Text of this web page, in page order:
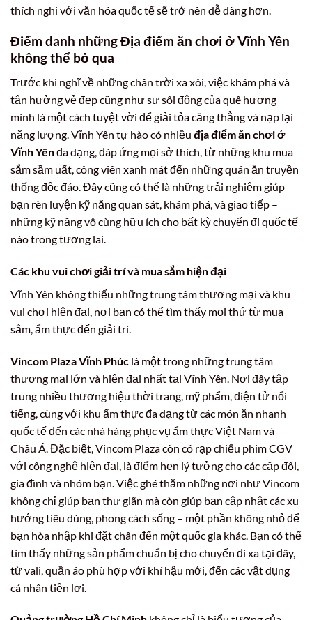
thích nghi với văn hóa quốc tế sẽ trở nên dễ dàng hơn.
Điểm danh những Địa điểm ăn chơi ở Vĩnh Yên
không thể bỏ qua
Trước khi nghĩ về những chân trời xa xôi, việc khám phá và
tận hưởng vẻ đẹp cũng như sự sôi động của quê hương
mình là một cách tuyệt vời để giải tỏa căng thẳng và nạp lại
năng lượng. Vĩnh Yên tự hào có nhiều địa điểm ăn chơi ở
Vĩnh Yênđa dạng, đáp ứng mọi sở thích, từ những khu mua
sắm sầm uất, công viên xanh mát đến những quán ăn truyền
thống độc đáo. Đây cũng có thể là những trải nghiệm giúp
bạn rèn luyện kỹ năng quan sát, khám phá, và giao tiếp –
những kỹ năng vô cùng hữu ích cho bất kỳ chuyến đi quốc tế
nào trong tương lai.
Các khu vui chơi giải trí và mua sắm hiện đại
Vĩnh Yên không thiếu những trung tâm thương mại và khu
vui chơi hiện đại, nơi bạn có thể tìm thấy mọi thứ từ mua
sắm, ẩm thực đến giải trí.
Vincom Plaza Vĩnh Phúc là một trong những trung tâm
thương mại lớn và hiện đại nhất tại Vĩnh Yên. Nơi đây tập
trung nhiều thương hiệu thời trang, mỹ phẩm, điện tử nổi
tiếng, cùng với khu ẩm thực đa dạng từ các món ăn nhanh
quốc tế đến các nhà hàng phục vụ ẩm thực Việt Nam và
Châu Á. Đặc biệt, Vincom Plaza còn có rạp chiếu phim CGV
với công nghệ hiện đại, là điểm hẹn lý tưởng cho các cặp đôi,
gia đình và nhóm bạn. Việc ghé thăm những nơi như Vincom
không chỉ giúp bạn thư giãn mà còn giúp bạn cập nhật các xu
hướng tiêu dùng, phong cách sống – một phần không nhỏ để
bạn hòa nhập khi đặt chân đến một quốc gia khác. Bạn có thể
tìm thấy những sản phẩm chuẩn bị cho chuyến đi xa tại đây,
từ vali, quần áo phù hợp với khí hậu mới, đến các vật dụng
cá nhân tiện lợi.